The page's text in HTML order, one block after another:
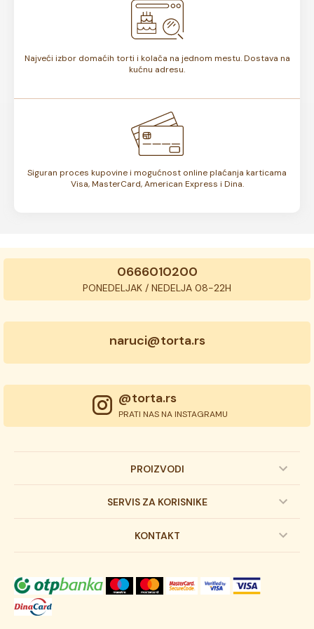
Najveći izbor domaćih torti i kolača na jednom mestu. Dostava na
kućnu adresu.
Siguran proces kupovine i mogućnost online plaćanja karticama
Visa, MasterCard, American Express i Dina.
0666010200
PONEDELJAK / NEDELJA 08-22H
naruci@torta.rs
@torta.rs
PRATI NAS NA INSTAGRAMU
PROIZVODI
Dečije torte
Svadbene torte
Torta klasici
SERVIS ZA KORISNIKE
Prijava na newsletter
Dostava robe
KONTAKT
Novosti